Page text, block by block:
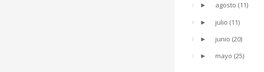
► agosto (11)
► julio (11)
► junio (20)
► mayo (25)